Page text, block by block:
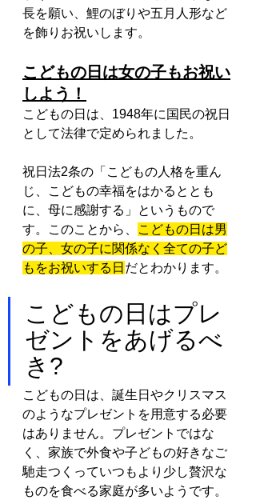
長を願い、鯉のぼりや五月人形など
を飾りお祝いします。
こどもの日は女の子もお祝い
しよう！
こどもの日は、1948年に国民の祝日
として法律で定められました。
祝日法2条の「こどもの人格を重ん
じ、こどもの幸福をはかるととも
に、母に感謝する」というもので
す。このことから、
こどもの日は男
の子、女の子に関係なく全ての子ど
もをお祝いする日 だとわかります。
こどもの日はプレ
ゼントをあげるべ
き?
こどもの日は、誕生日やクリスマス
のようなプレゼントを用意する必要
はありません。プレゼントではな
く、家族で外食や子どもの好きなご
馳走つくっていつもより少し贅沢な
ものを食べる家庭が多いようです。